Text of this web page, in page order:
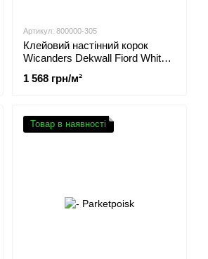
Артикул: 800000-305
Клейовий настінний корок
Wicanders Dekwall Fiord White
1 568 грн/м²
Товар в наявності